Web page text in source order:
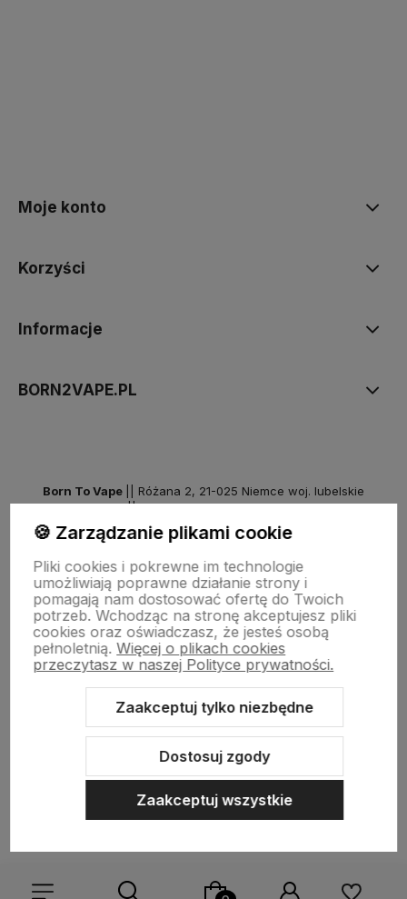
Moje konto
Korzyści
Informacje
BORN2VAPE.PL
Born To Vape
|| Różana 2, 21-025 Niemce woj. lubelskie
NIP: 7141861133 || E:kontakt@born2vape.plT:665 744 477
Sklep internetowy Shoper Premium
Szablon Shoper Modern 3.0™
🍪 Zarządzanie plikami cookie
Pliki cookies i pokrewne im technologie
umożliwiają poprawne działanie strony i
pomagają nam dostosować ofertę do Twoich
potrzeb. Wchodząc na stronę akceptujesz pliki
cookies oraz oświadczasz, że jesteś osobą
pełnoletnią. Więcej o plikach cookies
przeczytasz w naszej Polityce prywatności.
Zaakceptuj tylko niezbędne
Dostosuj zgody
Zaakceptuj wszystkie